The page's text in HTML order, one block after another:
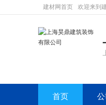
建材网首页 欢迎来到
首页